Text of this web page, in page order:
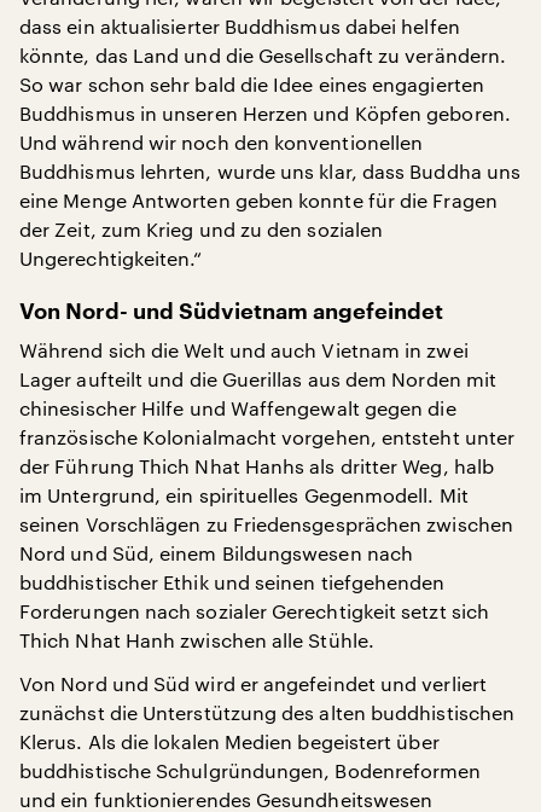
dass ein aktualisierter Buddhismus dabei helfen
könnte, das Land und die Gesellschaft zu verändern.
So war schon sehr bald die Idee eines engagierten
Buddhismus in unseren Herzen und Köpfen geboren.
Und während wir noch den konventionellen
Buddhismus lehrten, wurde uns klar, dass Buddha uns
eine Menge Antworten geben konnte für die Fragen
der Zeit, zum Krieg und zu den sozialen
Ungerechtigkeiten.“
Von Nord- und Südvietnam angefeindet
Während sich die Welt und auch Vietnam in zwei
Lager aufteilt und die Guerillas aus dem Norden mit
chinesischer Hilfe und Waffengewalt gegen die
französische Kolonialmacht vorgehen, entsteht unter
der Führung Thich Nhat Hanhs als dritter Weg, halb
im Untergrund, ein spirituelles Gegenmodell. Mit
seinen Vorschlägen zu Friedensgesprächen zwischen
Nord und Süd, einem Bildungswesen nach
buddhistischer Ethik und seinen tiefgehenden
Forderungen nach sozialer Gerechtigkeit setzt sich
Thich Nhat Hanh zwischen alle Stühle.
Von Nord und Süd wird er angefeindet und verliert
zunächst die Unterstützung des alten buddhistischen
Klerus. Als die lokalen Medien begeistert über
buddhistische Schulgründungen, Bodenreformen
und ein funktionierendes Gesundheitswesen